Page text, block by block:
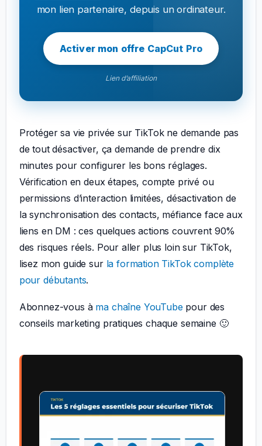
mon lien partenaire, depuis un ordinateur.
Activer mon offre CapCut Pro
Lien d’affiliation
Protéger sa vie privée sur TikTok ne demande pas
de tout désactiver, ça demande de prendre dix
minutes pour configurer les bons réglages.
Vérification en deux étapes, compte privé ou
permissions d’interaction limitées, désactivation de
la synchronisation des contacts, méfiance face aux
liens en DM : ces quelques actions couvrent 90%
des risques réels. Pour aller plus loin sur TikTok,
lisez mon guide sur la formation TikTok complète
pour débutants.
Abonnez-vous à ma chaîne YouTubepour des
conseils marketing pratiques chaque semaine 🙂